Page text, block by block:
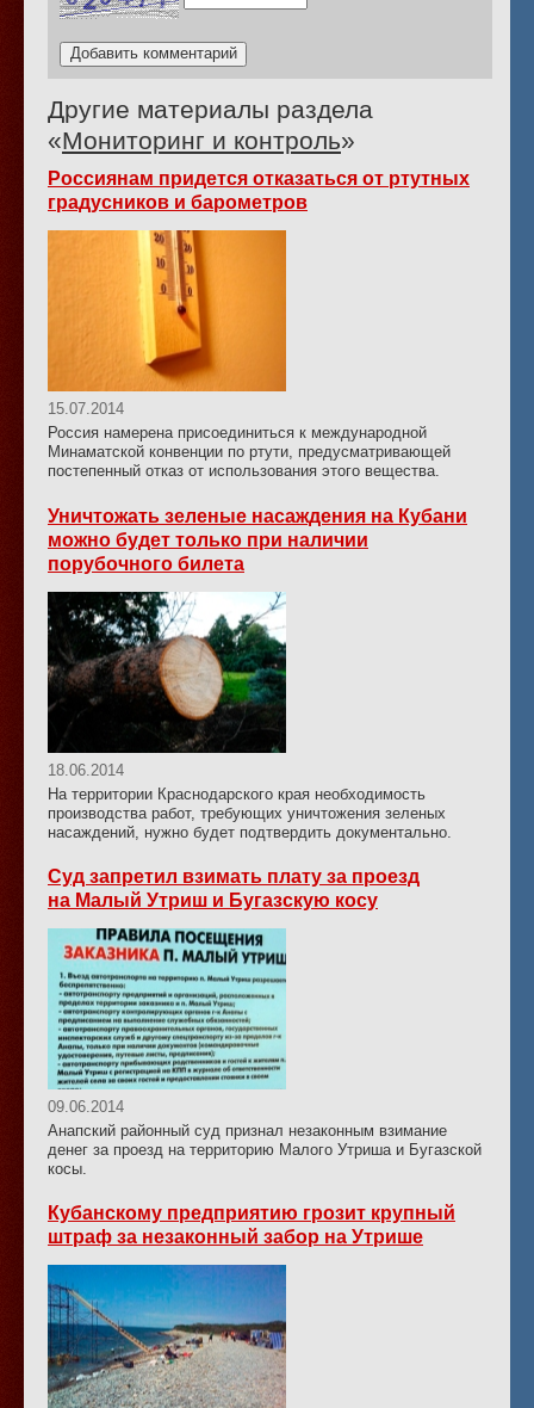
Другие материалы раздела
«Мониторинг и контроль»
Россиянам придется отказаться от ртутных
градусников и барометров
15.07.2014
Россия намерена присоединиться к международной
Минаматской конвенции по ртути, предусматривающей
постепенный отказ от использования этого вещества.
Уничтожать зеленые насаждения на Кубани
можно будет только при наличии
порубочного билета
18.06.2014
На территории Краснодарского края необходимость
производства работ, требующих уничтожения зеленых
насаждений, нужно будет подтвердить документально.
Суд запретил взимать плату за проезд
на Малый Утриш и Бугазскую косу
09.06.2014
Анапский районный суд признал незаконным взимание
денег за проезд на территорию Малого Утриша и Бугазской
косы.
Кубанскому предприятию грозит крупный
штраф за незаконный забор на Утрише